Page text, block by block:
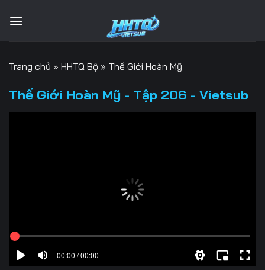
qua
Trang chủ » HHTQ Bộ » Thế Giới Hoàn Mỹ
Thế Giới Hoàn Mỹ - Tập 206 - Vietsub
00:00 / 00:00